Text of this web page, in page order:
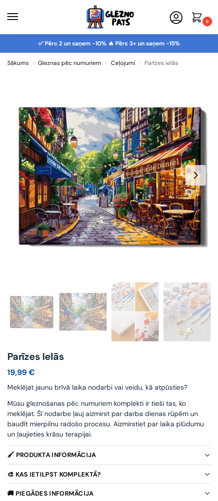
0
✅ Pērc 2 un saņem -10% 🔥 Pērc 3+ un saņem -15%
Sākums / Gleznas pēc numuriem / Ceļojumi / Parīzes ielās
Parīzes Ielās
19,99€
Meklējat jaunu brīvā laika nodarbi vai veidu, kā atpūsties?
Mūsu gleznošanas pēc numuriem komplekti ir tieši tas, ko
meklējat. Šī nodarbe ļauj aizmirst par darba dienas rūpēm un
baudīt mierpilnu radošo procesu. Aizmirstiet par laika plūdumu
un ļaujieties krāsu terapijai.
🖌️ PRODUKTA INFORMĀCIJA
🎨 KAS IETILPST KOMPLEKTĀ?
🚚 PIEGĀDES INFORMĀCIJA